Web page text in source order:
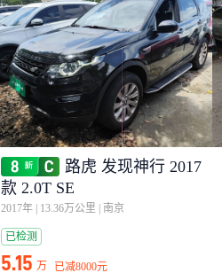
路虎 发现神行 2017
款 2.0T SE
2017年 13.36万公里 南京
已检测
5.15 万 已减8000元